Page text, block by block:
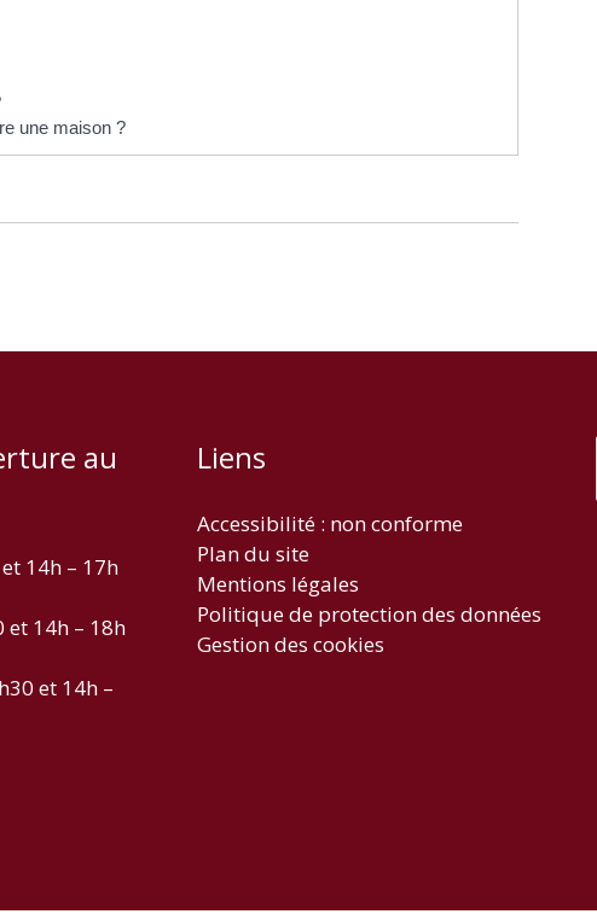
une maison ?
au
14h – 17h
et 14h – 18h
et 14h –
Liens
Accessibilité : non conforme
Plan du site
Mentions légales
Politique de protection des données
Gestion des cookies